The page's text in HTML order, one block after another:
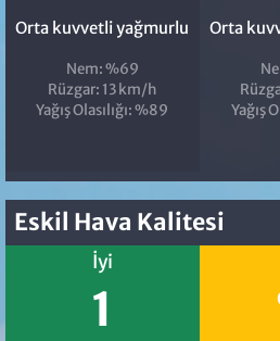
Orta kuvvetli yağmurlu
Nem: %69
Rüzgar: 13 km/h
Yağış Olasılığı: %89
Orta
Yağış
Eskil Hava Kalitesi
İyi
1